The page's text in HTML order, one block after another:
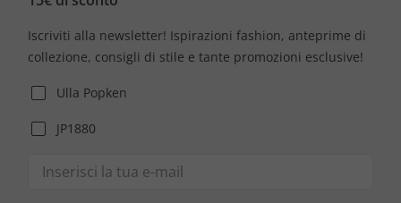
Iscriviti alla newsletter! Ispirazioni fashion, anteprime di
collezione, consigli di stile e tante promozioni esclusive!
Ulla Popken
JP1880